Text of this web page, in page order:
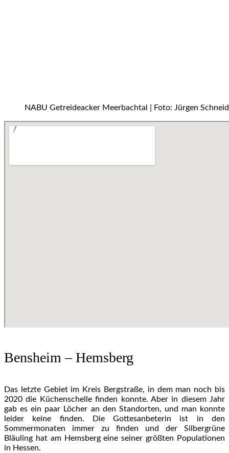
NABU Getreideacker Meerbachtal | Foto: Jürgen
Bensheim – Hemsberg
Das letzte Gebiet im Kreis Bergstraße, in dem man noch bis
2020 die Küchenschelle finden konnte. Aber in diesem Jahr
gab es ein paar Löcher an den Standorten, und man konnte
leider keine finden. Die Gottesanbeterin ist in den
Sommermonaten immer zu finden und der Silbergrüne
Bläuling hat am Hemsberg eine seiner größten Populationen
in Hessen.